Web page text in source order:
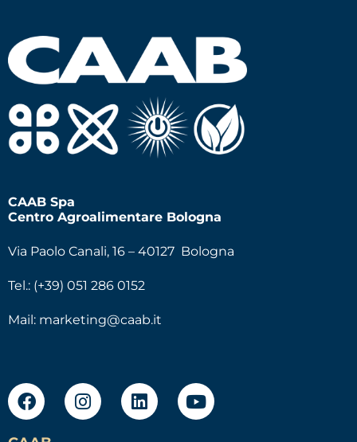
CAAB Spa
Centro Agroalimentare Bologna
Via Paolo Canali, 16 – 40127 Bologna
Tel.: (+39) 051 286 0152
Mail: marketing@caab.it